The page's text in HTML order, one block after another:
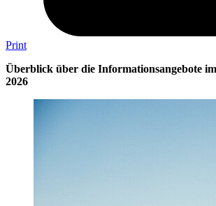
Print
Überblick über die Informationsangebote
2026